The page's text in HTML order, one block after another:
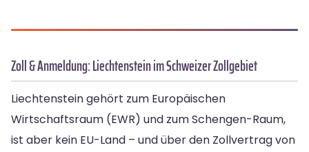
Zoll & Anmeldung: Liechtenstein im Schweizer Zollgebiet
Liechtenstein gehört zum Europäischen
Wirtschaftsraum (EWR) und zum Schengen-Raum,
ist aber kein EU-Land – und über den Zollvertrag von